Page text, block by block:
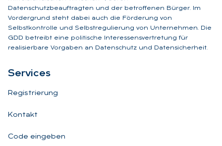
Datenschutzbeauftragten und der betroffenen Bürger. Im
Vordergrund steht dabei auch die Förderung von
Selbstkontrolle und Selbstregulierung von Unternehmen. Die
GDD betreibt eine politische Interessensvertretung für
realisierbare Vorgaben an Datenschutz und Datensicherheit.
Ser­vices
Registrierung
Kontakt
Code eingeben